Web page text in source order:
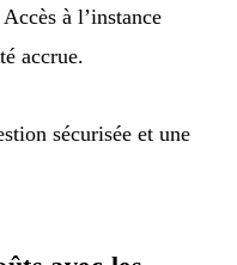
Accès à l’instance
accrue.
sécurisée et une